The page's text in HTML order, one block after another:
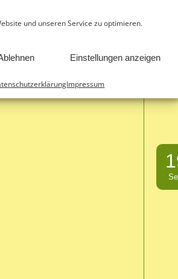
und unseren Service zu optimieren.
Einstellungen anzeigen
Impressum